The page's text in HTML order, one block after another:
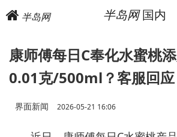
半岛网 半岛网国内
康师傅每日C奉化水蜜桃
0.01克/500ml？客服回应
界面新闻 2026-05-21 16:06